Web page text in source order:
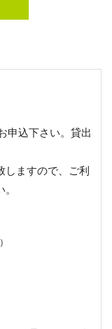
申込下さい。貸出
ますので、ご利